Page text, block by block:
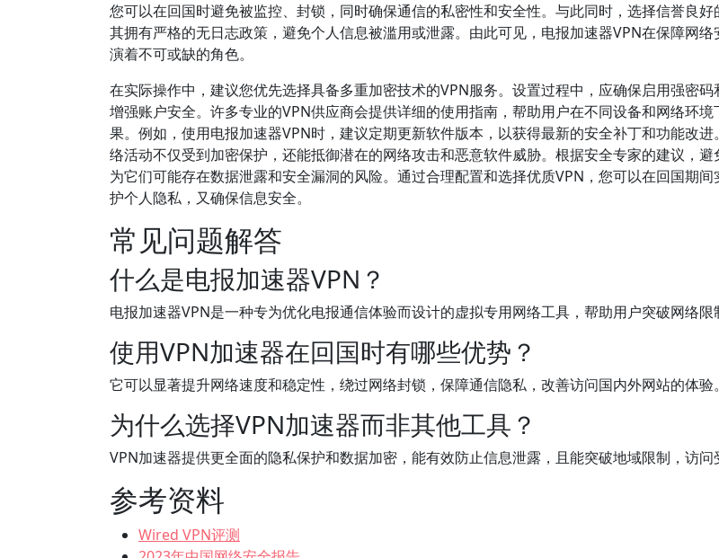
您可以在回国时避免被监控、封锁，同时确保通信的私密性和安全性。与此同时，选择信誉良
其拥有严格的无日志政策，避免个人信息被滥用或泄露。由此可见，电报加速器VPN在保障网
演着不可或缺的角色。
在实际操作中，建议您优先选择具备多重加密技术的VPN服务。设置过程中，应确保启用强密
增强账户安全。许多专业的VPN供应商会提供详细的使用指南，帮助用户在不同设备和网络环境
果。例如，使用电报加速器VPN时，建议定期更新软件版本，以获得最新的安全补丁和功能改
络活动不仅受到加密保护，还能抵御潜在的网络攻击和恶意软件威胁。根据安全专家的建议，避
为它们可能存在数据泄露和安全漏洞的风险。通过合理配置和选择优质VPN，您可以在回国期
护个人隐私，又确保信息安全。
常见问题解答
什么是电报加速器VPN？
电报加速器VPN是一种专为优化电报通信体验而设计的虚拟专用网络工具，帮助用户突破网络限
使用VPN加速器在回国时有哪些优势？
它可以显著提升网络速度和稳定性，绕过网络封锁，保障通信隐私，改善访问国内外网站的体验。
为什么选择VPN加速器而非其他工具？
VPN加速器提供更全面的隐私保护和数据加密，能有效防止信息泄露，且能突破地域限制，访问
参考资料
Wired VPN评测